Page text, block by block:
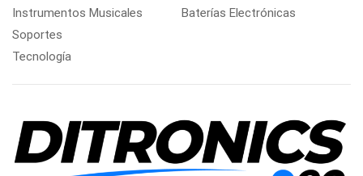
Instrumentos Musicales
Soportes
Tecnología
Baterías Electrónicas